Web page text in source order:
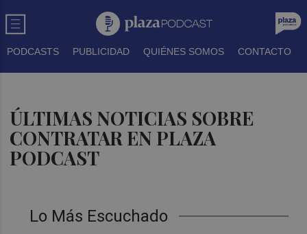
PODCASTS PUBLICIDAD QUIÉNES SOMOS CONTACTO
ÚLTIMAS NOTICIAS SOBRE
CONTRATAR EN PLAZA
PODCAST
Lo Más Escuchado